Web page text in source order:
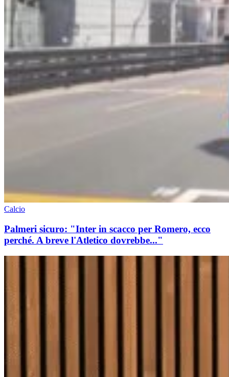
Calcio
Palmeri sicuro: "Inter in scacco per Romero, ecco
perché. A breve l'Atletico dovrebbe..."